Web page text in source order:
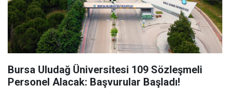
Bursa Uludağ Üniversitesi 109 Sözleşmeli
Personel Alacak: Başvurular Başladı!